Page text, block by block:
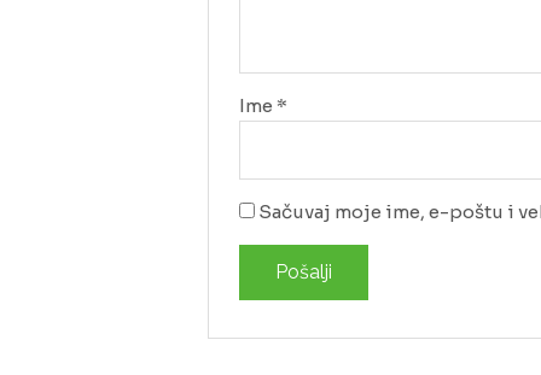
Ime *
Sačuvaj moje ime, e-poštu i